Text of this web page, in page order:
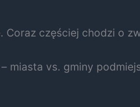
częściej chodzi o
miasta vs. gminy